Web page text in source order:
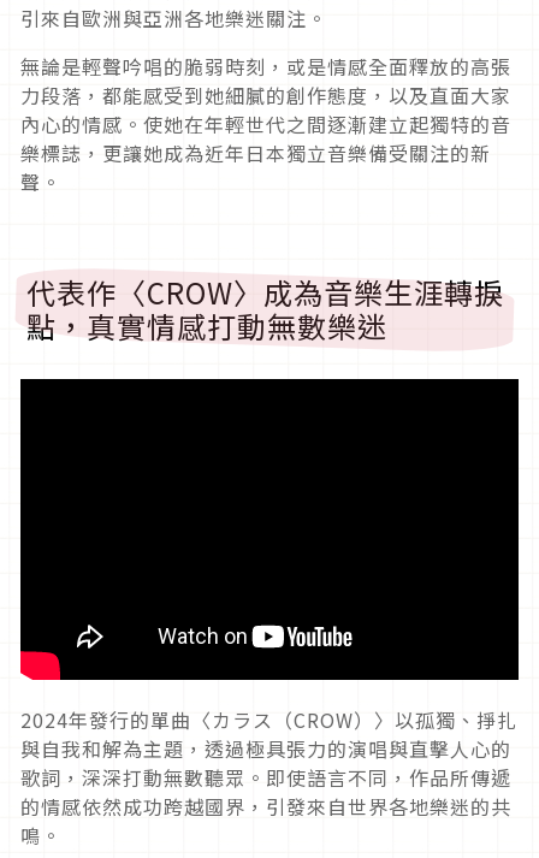
引來自歐洲與亞洲各地樂迷關注。
無論是輕聲吟唱的脆弱時刻，或是情感全面釋放的高張
力段落，都能感受到她細膩的創作態度，以及直面大家
內心的情感。使她在年輕世代之間逐漸建立起獨特的音
樂標誌，更讓她成為近年日本獨立音樂備受關注的新
聲。
代表作〈CROW〉成為音樂生涯轉捩
點，真實情感打動無數樂迷
2024年發行的單曲〈カラス（CROW）〉以孤獨、掙扎
與自我和解為主題，透過極具張力的演唱與直擊人心的
歌詞，深深打動無數聽眾。即使語言不同，作品所傳遞
的情感依然成功跨越國界，引發來自世界各地樂迷的共
鳴。